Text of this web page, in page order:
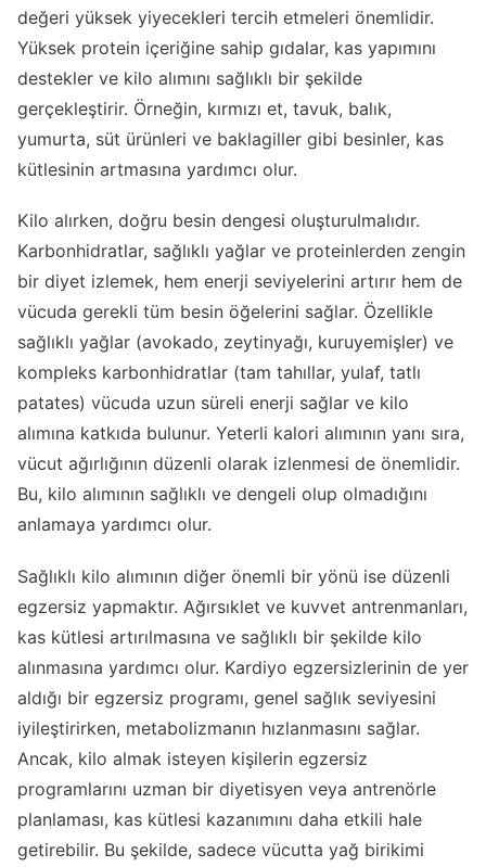
değeri yüksek yiyecekleri tercih etmeleri önemlidir.
Yüksek protein içeriğine sahip gıdalar, kas yapımını
destekler ve kilo alımını sağlıklı bir şekilde
gerçekleştirir. Örneğin, kırmızı et, tavuk, balık,
yumurta, süt ürünleri ve baklagiller gibi besinler, kas
kütlesinin artmasına yardımcı olur.
Kilo alırken, doğru besin dengesi oluşturulmalıdır.
Karbonhidratlar, sağlıklı yağlar ve proteinlerden zengin
bir diyet izlemek, hem enerji seviyelerini artırır hem de
vücuda gerekli tüm besin öğelerini sağlar. Özellikle
sağlıklı yağlar (avokado, zeytinyağı, kuruyemişler) ve
kompleks karbonhidratlar (tam tahıllar, yulaf, tatlı
patates) vücuda uzun süreli enerji sağlar ve kilo
alımına katkıda bulunur. Yeterli kalori alımının yanı sıra,
vücut ağırlığının düzenli olarak izlenmesi de önemlidir.
Bu, kilo alımının sağlıklı ve dengeli olup olmadığını
anlamaya yardımcı olur.
Sağlıklı kilo alımının diğer önemli bir yönü ise düzenli
egzersiz yapmaktır. Ağırsıklet ve kuvvet antrenmanları,
kas kütlesi artırılmasına ve sağlıklı bir şekilde kilo
alınmasına yardımcı olur. Kardiyo egzersizlerinin de yer
aldığı bir egzersiz programı, genel sağlık seviyesini
iyileştirirken, metabolizmanın hızlanmasını sağlar.
Ancak, kilo almak isteyen kişilerin egzersiz
programlarını uzman bir diyetisyen veya antrenörle
planlaması, kas kütlesi kazanımını daha etkili hale
getirebilir. Bu şekilde, sadece vücutta yağ birikimi